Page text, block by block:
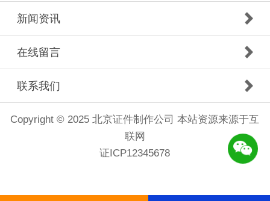
新闻资讯
在线留言
联系我们
Copyright © 2025 北京证件制作公司 本站资源来源于互
联网
证ICP12345678